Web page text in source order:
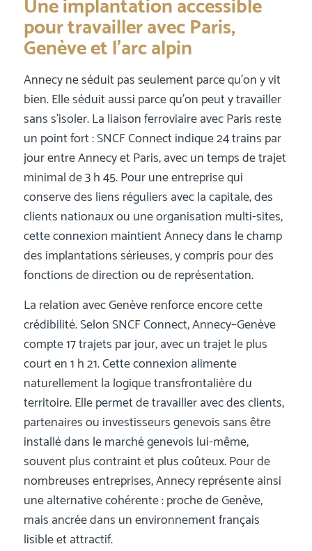
Une implantation accessible
pour travailler avec Paris,
Genève et l’arc alpin
Annecy ne séduit pas seulement parce qu’on y vit
bien. Elle séduit aussi parce qu’on peut y travailler
sans s’isoler. La liaison ferroviaire avec Paris reste
un point fort : SNCF Connect indique 24 trains par
jour entre Annecy et Paris, avec un temps de trajet
minimal de 3 h 45. Pour une entreprise qui
conserve des liens réguliers avec la capitale, des
clients nationaux ou une organisation multi-sites,
cette connexion maintient Annecy dans le champ
des implantations sérieuses, y compris pour des
fonctions de direction ou de représentation.
La relation avec Genève renforce encore cette
crédibilité. Selon SNCF Connect, Annecy–Genève
compte 17 trajets par jour, avec un trajet le plus
court en 1 h 21. Cette connexion alimente
naturellement la logique transfrontalière du
territoire. Elle permet de travailler avec des clients,
partenaires ou investisseurs genevois sans être
installé dans le marché genevois lui-même,
souvent plus contraint et plus coûteux. Pour de
nombreuses entreprises, Annecy représente ainsi
une alternative cohérente : proche de Genève,
mais ancrée dans un environnement français
lisible et attractif.